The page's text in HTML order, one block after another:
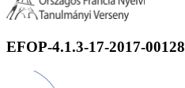
EFOP-4.1.3-17-2017-00128